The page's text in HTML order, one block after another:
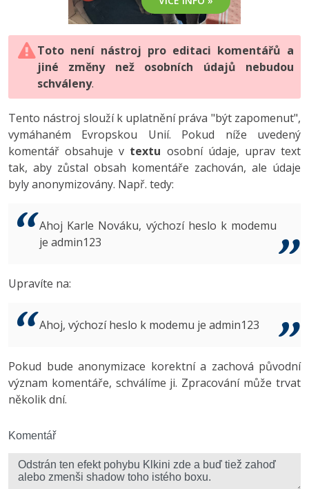
HTML5, CSS3, Bootstrap, SEO
SQL a databáze
Testování a verzování
UML a návrhové vzory
React
Spring
ASP.NET MVC
Best practices
PHP
JavaScript
Python
HTML / CSS
UML a návrhové vzory
MySQL/MariaDB
MS-SQL
Vývojář mobilních aplikací
C# Game developer
Tester
Systémový administrátor
3D grafik
Copywriter
WordPress specialista
Python
JavaScript -80%
PHP -80%
Swift -80%
Kotlin -80%
VB.NET
Algoritmy -41%
Umělá inteligence (AI) -10%
Fórum
Digitální gramotnost
Marketing
WordPress
SEO
UX
Business
Copywriting
Windows
Kybernetická bezpečnost
Photoshop
Adobe Illustrator -80%
Adobe Lightroom
Adobe XD
Adobe InDesign -25%
Adobe After Effects
Inkscape
Fórum
Toto není nástroj pro editaci komentářů a
jiné změny než osobních údajů nebudou
schváleny.
Tento nástroj slouží k uplatnění práva "být zapomenut",
vymáhaném Evropskou Unií. Pokud níže uvedený
komentář obsahuje v textu osobní údaje, uprav text
tak, aby zůstal obsah komentáře zachován, ale údaje
byly anonymizovány. Např. tedy:
Ahoj Karle Nováku, výchozí heslo k modemu
je admin123
Upravíte na:
Ahoj, výchozí heslo k modemu je admin123
Pokud bude anonymizace korektní a zachová původní
význam komentáře, schválíme ji. Zpracování může trvat
několik dní.
Komentář